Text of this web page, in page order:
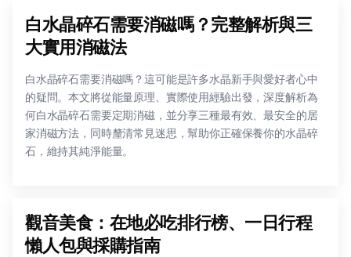
白水晶碎石需要消磁嗎？完整解析與三
大實用消磁法
白水晶碎石需要消磁嗎？這可能是許多水晶新手與愛好者心中
的疑問。本文將從能量原理、實際使用經驗出發，深度解析為
何白水晶碎石需要定期消磁，並分享三種最有效、最安全的居
家消磁方法，同時釐清常見迷思，幫助你正確保養你的水晶碎
石，維持其純淨能量。
觀音美食：在地必吃排行榜、一日行程
懶人包與採購指南